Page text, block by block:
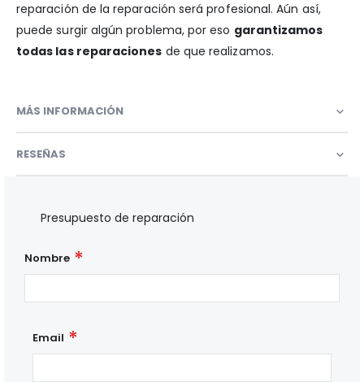
reparación de la reparación será profesional. Aún así,
puede surgir algún problema, por eso garantizamos
todas las reparaciones de que realizamos.
MÁS INFORMACIÓN
RESEÑAS
Presupuesto de reparación
Nombre
Email